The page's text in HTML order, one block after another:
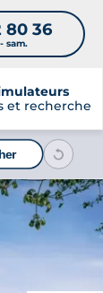
80 36
sam.
et recherche